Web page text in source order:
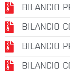
EDU
LA
FONDAZIONE
BILANCIO
BILANCIO
BILANCIO
BILANCIO